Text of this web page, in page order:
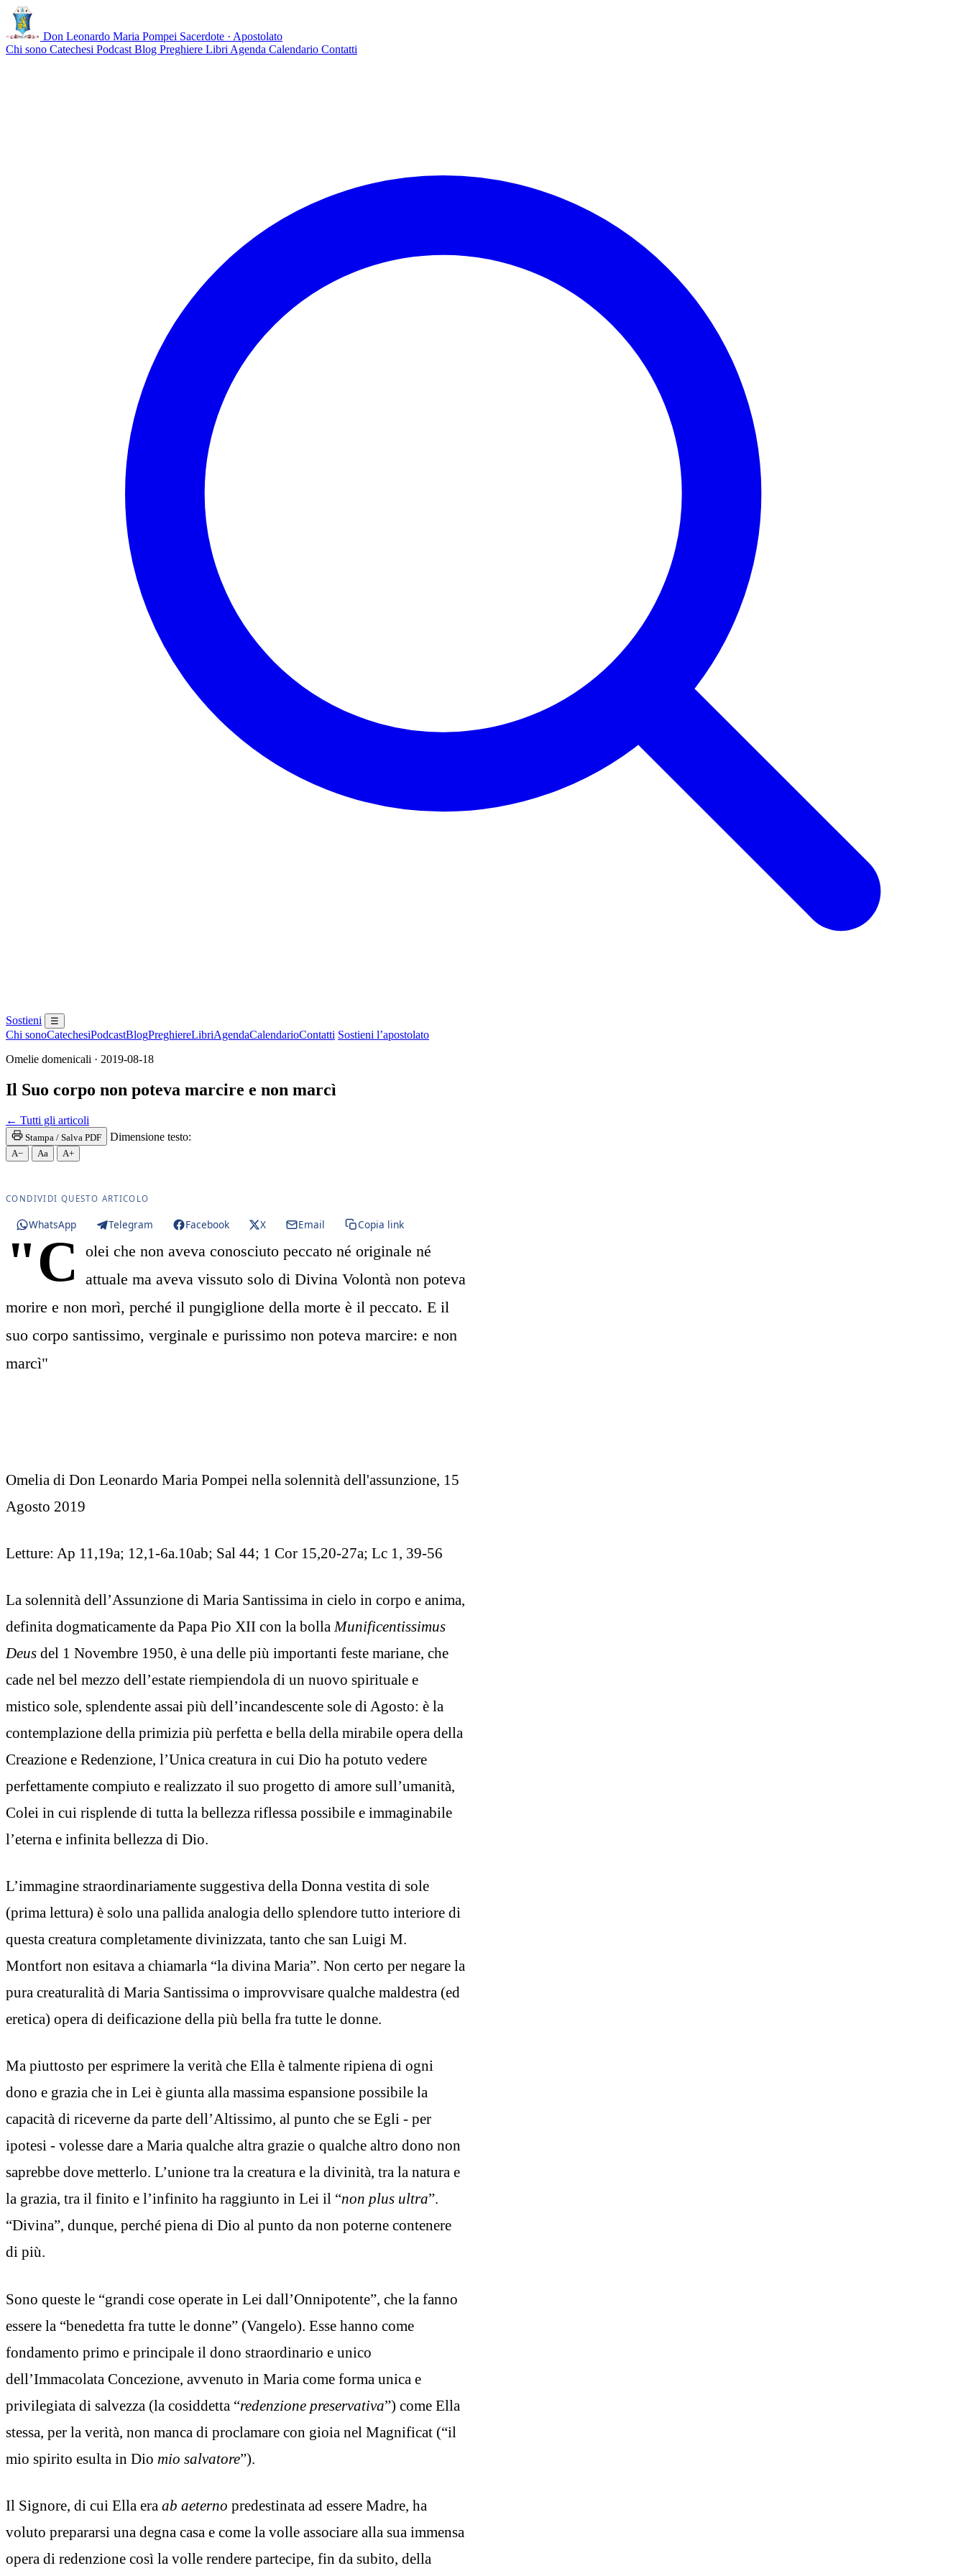
Don Leonardo Maria Pompei Sacerdote · Apostolato
Chi sono Catechesi Podcast Blog Preghiere Libri Agenda Calendario Contatti
Sostieni ☰
Chi sonoCatechesiPodcastBlogPreghiereLibriAgendaCalendarioContatti Sostieni l’apostolato
Omelie domenicali · 2019-08-18
Il Suo corpo non poteva marcire e non marcì
← Tutti gli articoli
Stampa / Salva PDF Dimensione testo:
A− Aa A+
CONDIVIDI QUESTO ARTICOLO
WhatsApp Telegram Facebook X Email Copia link
"C
olei che non aveva conosciuto peccato né originale né
attuale ma aveva vissuto solo di Divina Volontà non poteva
morire e non morì, perché il pungiglione della morte è il peccato. E il
suo corpo santissimo, verginale e purissimo non poteva marcire: e non
marcì"
Omelia di Don Leonardo Maria Pompei nella solennità dell'assunzione, 15
Agosto 2019
Letture: Ap 11,19a; 12,1-6a.10ab; Sal 44; 1 Cor 15,20-27a; Lc 1, 39-56
La solennità dell’Assunzione di Maria Santissima in cielo in corpo e anima,
definita dogmaticamente da Papa Pio XII con la bolla Munificentissimus
Deus del 1 Novembre 1950, è una delle più importanti feste mariane, che
cade nel bel mezzo dell’estate riempiendola di un nuovo spirituale e
mistico sole, splendente assai più dell’incandescente sole di Agosto: è la
contemplazione della primizia più perfetta e bella della mirabile opera della
Creazione e Redenzione, l’Unica creatura in cui Dio ha potuto vedere
perfettamente compiuto e realizzato il suo progetto di amore sull’umanità,
Colei in cui risplende di tutta la bellezza riflessa possibile e immaginabile
l’eterna e infinita bellezza di Dio.
L’immagine straordinariamente suggestiva della Donna vestita di sole
(prima lettura) è solo una pallida analogia dello splendore tutto interiore di
questa creatura completamente divinizzata, tanto che san Luigi M.
Montfort non esitava a chiamarla “la divina Maria”. Non certo per negare la
pura creaturalità di Maria Santissima o improvvisare qualche maldestra (ed
eretica) opera di deificazione della più bella fra tutte le donne.
Ma piuttosto per esprimere la verità che Ella è talmente ripiena di ogni
dono e grazia che in Lei è giunta alla massima espansione possibile la
capacità di riceverne da parte dell’Altissimo, al punto che se Egli - per
ipotesi - volesse dare a Maria qualche altra grazie o qualche altro dono non
saprebbe dove metterlo. L’unione tra la creatura e la divinità, tra la natura e
la grazia, tra il finito e l’infinito ha raggiunto in Lei il “non plus ultra”.
“Divina”, dunque, perché piena di Dio al punto da non poterne contenere
di più.
Sono queste le “grandi cose operate in Lei dall’Onnipotente”, che la fanno
essere la “benedetta fra tutte le donne” (Vangelo). Esse hanno come
fondamento primo e principale il dono straordinario e unico
dell’Immacolata Concezione, avvenuto in Maria come forma unica e
privilegiata di salvezza (la cosiddetta “redenzione preservativa”) come Ella
stessa, per la verità, non manca di proclamare con gioia nel Magnificat (“il
mio spirito esulta in Dio mio salvatore”).
Il Signore, di cui Ella era ab aeterno predestinata ad essere Madre, ha
voluto prepararsi una degna casa e come la volle associare alla sua immensa
opera di redenzione così la volle rendere partecipe, fin da subito, della